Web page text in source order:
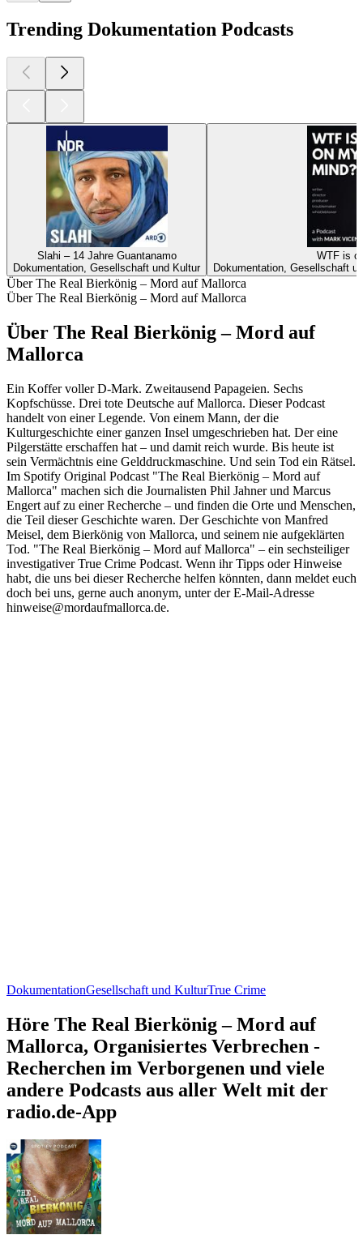
Trending Dokumentation Podcasts
Slahi – 14 Jahre Guantanamo
Dokumentation, Gesellschaft und Kultur
WTF is
Dokumentation, Gesellschaft
Über The Real Bierkönig – Mord auf Mallorca
Über The Real Bierkönig – Mord auf Mallorca
Über The Real Bierkönig – Mord auf
Mallorca
Ein Koffer voller D-Mark. Zweitausend Papageien. Sechs
Kopfschüsse. Drei tote Deutsche auf Mallorca. Dieser Podcast
handelt von einer Legende. Von einem Mann, der die
Kulturgeschichte einer ganzen Insel umgeschrieben hat. Der eine
Pilgerstätte erschaffen hat – und damit reich wurde. Bis heute ist
sein Vermächtnis eine Gelddruckmaschine. Und sein Tod ein Rätsel.
Im Spotify Original Podcast "The Real Bierkönig – Mord auf
Mallorca" machen sich die Journalisten Phil Jahner und Marcus
Engert auf zu einer Recherche – und finden die Orte und Menschen,
die Teil dieser Geschichte waren. Der Geschichte von Manfred
Meisel, dem Bierkönig von Mallorca, und seinem nie aufgeklärten
Tod. "The Real Bierkönig – Mord auf Mallorca" – ein sechsteiliger
investigativer True Crime Podcast. Wenn ihr Tipps oder Hinweise
habt, die uns bei dieser Recherche helfen könnten, dann meldet euch
doch bei uns, gerne auch anonym, unter der E-Mail-Adresse
hinweise@mordaufmallorca.de.
DokumentationGesellschaft und KulturTrue Crime
Höre The Real Bierkönig – Mord auf
Mallorca, Organisiertes Verbrechen -
Recherchen im Verborgenen und viele
andere Podcasts aus aller Welt mit der
radio.de-App